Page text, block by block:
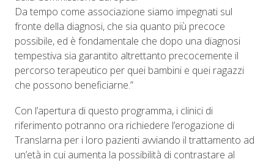
Da tempo come associazione siamo impegnati sul
fronte della diagnosi, che sia quanto più precoce
possibile, ed è fondamentale che dopo una diagnosi
tempestiva sia garantito altrettanto precocemente il
percorso terapeutico per quei bambini e quei ragazzi
che possono beneficiarne.”
Con l’apertura di questo programma, i clinici di
riferimento potranno ora richiedere l’erogazione di
Translarna per i loro pazienti avviando il trattamento ad
un’età in cui aumenta la possibilità di contrastare al